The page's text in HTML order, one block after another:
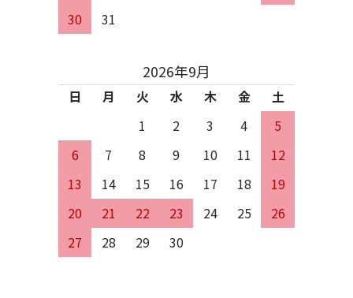
30
31
2026年9月
日 月 火 水 木 金
土
1
2 3 4
5
6
7 8 9 10 11
12
13
14 15 16 17 18
19
20
21 22 23 24 25
26
27
28 29 30